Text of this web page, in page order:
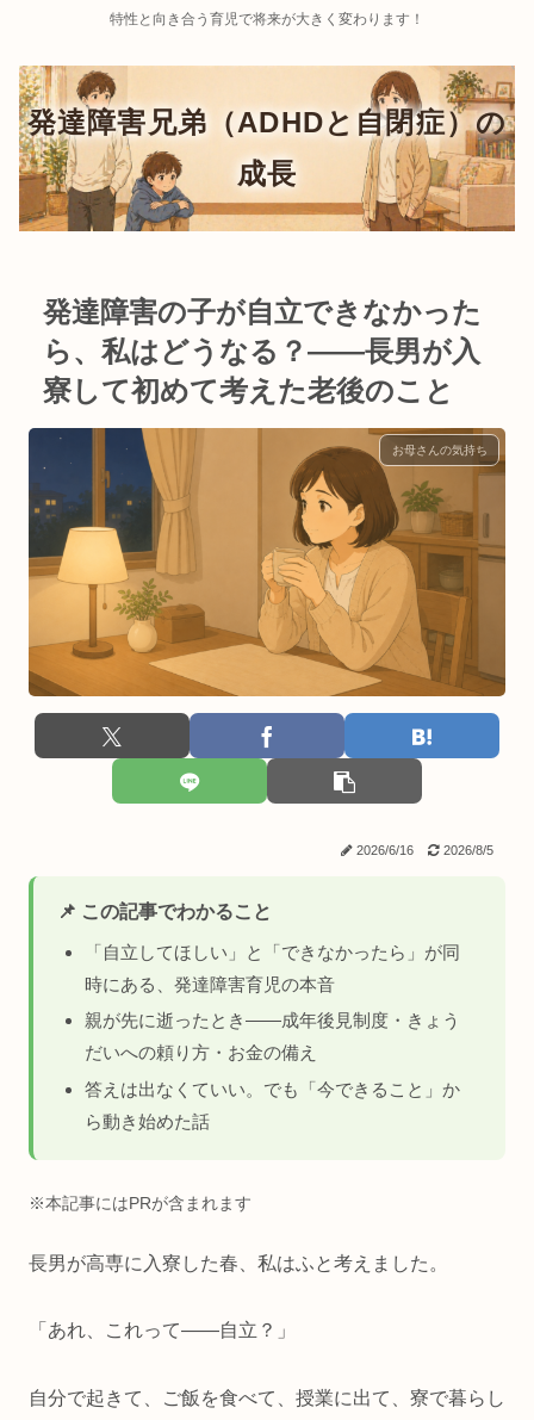
特性と向き合う育児で将来が大きく変わります！
発達障害の子が自立できなかった
ら、私はどうなる？——長男が入
寮して初めて考えた老後のこと
お母さんの気持ち
2026/6/16 2026/8/5
📌 この記事でわかること
「自立してほしい」と「できなかったら」が同
時にある、発達障害育児の本音
親が先に逝ったとき——成年後見制度・きょう
だいへの頼り方・お金の備え
答えは出なくていい。でも「今できること」か
ら動き始めた話
※本記事にはPRが含まれます
長男が高専に入寮した春、私はふと考えました。
「あれ、これって——自立？」
自分で起きて、ご飯を食べて、授業に出て、寮で暮らし